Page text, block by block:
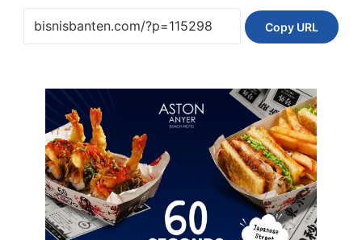
Copy URL